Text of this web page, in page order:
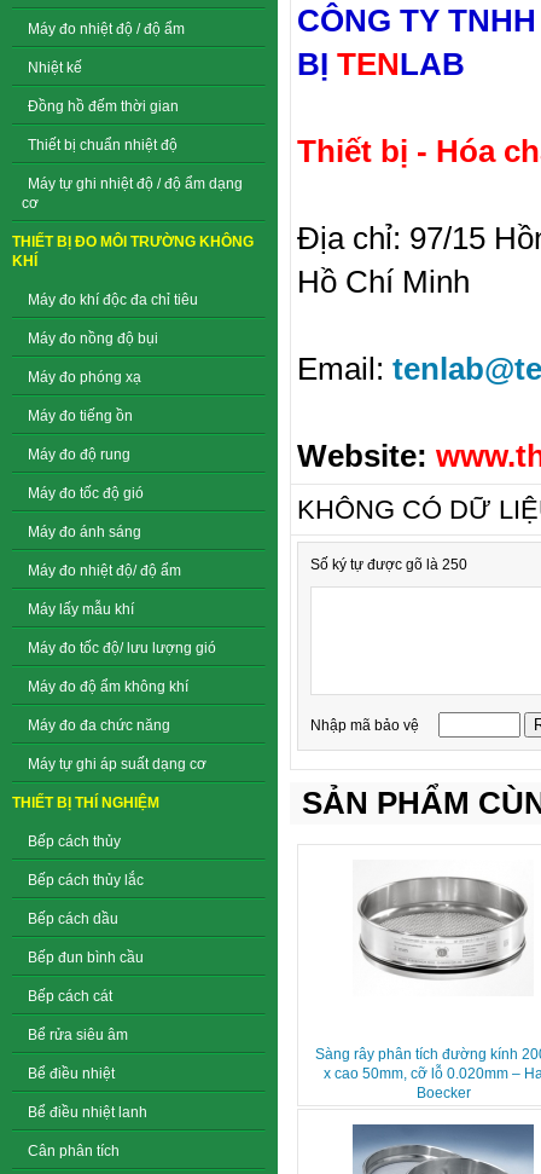
Máy đo nhiệt độ / độ ẩm
Nhiệt kế
Đồng hồ đếm thời gian
Thiết bị chuẩn nhiệt độ
Máy tự ghi nhiệt độ / độ ẩm dạng
cơ
THIẾT BỊ ĐO MÔI TRƯỜNG KHÔNG
KHÍ
Máy đo khí độc đa chỉ tiêu
Máy đo nồng độ bụi
Máy đo phóng xạ
Máy đo tiếng ồn
Máy đo độ rung
Máy đo tốc độ gió
Máy đo ánh sáng
Máy đo nhiệt độ/ độ ẩm
Máy lấy mẫu khí
Máy đo tốc độ/ lưu lượng gió
Máy đo độ ẩm không khí
Máy đo đa chức năng
Máy tự ghi áp suất dạng cơ
THIẾT BỊ THÍ NGHIỆM
Bếp cách thủy
Bếp cách thủy lắc
Bếp cách dầu
Bếp đun bình cầu
Bếp cách cát
Bể rửa siêu âm
Bể điều nhiệt
Bể điều nhiệt lanh
Cân phân tích
CÔNG TY
BỊ TENLAB
Thiết bị - Hóa
Địa chỉ: 97/15
Hồ Chí Minh
Email:
Website:
KHÔNG CÓ DỮ
Số ký tự được gõ là 250
Nhập mã bảo vệ
SẢN PHẨM
Sàng rây phân tích đường kính
x cao 50mm, cỡ lỗ 0.020mm –
Boecker